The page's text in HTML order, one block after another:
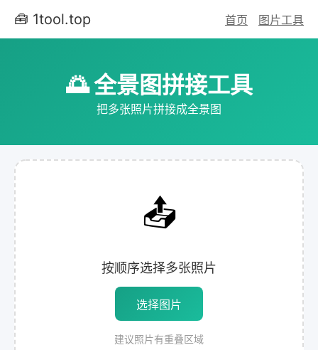
🧰 1tool.top 首页 图片工具
🌅 全景图拼接工具
把多张照片拼接成全景图
📤
按顺序选择多张照片
选择图片
建议照片有重叠区域